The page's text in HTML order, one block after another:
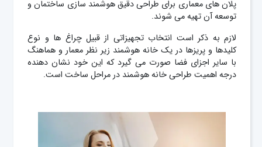
پلان های معماری برای طراحی دقیق هوشمند سازی ساختمان و
توسعه آن تهیه می شوند.
لازم به ذکر است انتخاب تجهیزاتی از قبیل چراغ ها و نوع
کلیدها و پریزها در یک خانه هوشمند زیر نظر معمار و هماهنگ
با سایر اجزای فضا صورت می گیرد که این خود نشان دهنده
درجه اهمیت طراحی خانه هوشمند در مراحل ساخت است.